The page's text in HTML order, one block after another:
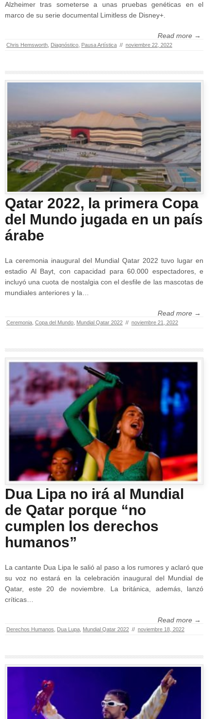
Alzheimer tras someterse a unas pruebas genéticas en el
marco de su serie documental Limitless de Disney+.
Read more →
Chris Hemsworth Diagnóstico Pausa Artística // noviembre 22, 2022
Qatar 2022, la primera Copa
del Mundo jugada en un país
árabe
La ceremonia inaugural del Mundial Qatar 2022 tuvo lugar en
estadio Al Bayt, con capacidad para 60.000 espectadores, e
incluyó una cuota de nostalgia con el desfile de las mascotas de
mundiales anteriores y la…
Read more →
Ceremonia Copa del Mundo Mundial Qatar 2022 // noviembre 21, 2022
Dua Lipa no irá al Mundial
de Qatar porque “no
cumplen los derechos
humanos”
La cantante Dua Lipa le salió al paso a los rumores y aclaró que
su voz no estará en la celebración inaugural del Mundial de
Qatar, este 20 de noviembre. La británica, además, lanzó
críticas…
Read more →
Derechos Humanos Dua Lupa Mundial Qatar 2022 // noviembre 18, 2022